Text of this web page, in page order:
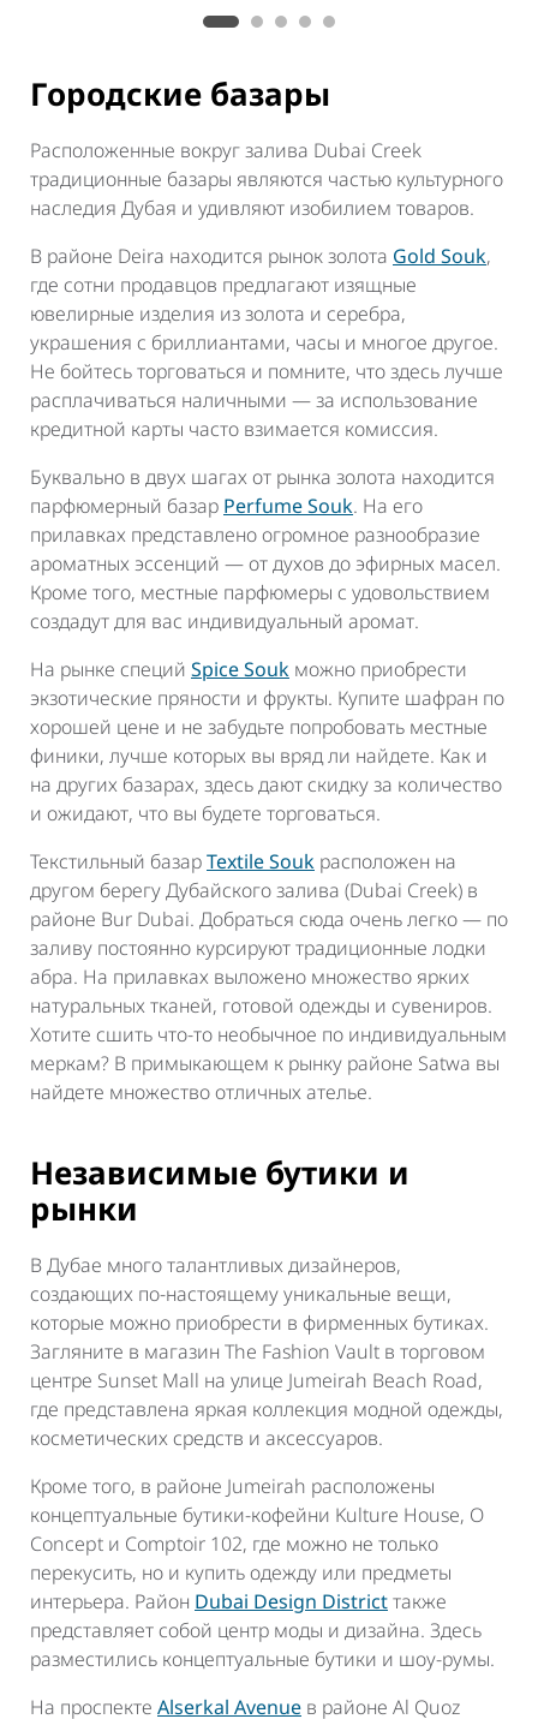
Городские базары
Расположенные вокруг залива Dubai Creek
традиционные базары являются частью культурного
наследия Дубая и удивляют изобилием товаров.
В районе Deira находится рынок золота Gold Souk,
где сотни продавцов предлагают изящные
ювелирные изделия из золота и серебра,
украшения с бриллиантами, часы и многое другое.
Не бойтесь торговаться и помните, что здесь лучше
расплачиваться наличными — за использование
кредитной карты часто взимается комиссия.
Буквально в двух шагах от рынка золота находится
парфюмерный базар Perfume Souk. На его
прилавках представлено огромное разнообразие
ароматных эссенций — от духов до эфирных масел.
Кроме того, местные парфюмеры с удовольствием
создадут для вас индивидуальный аромат.
На рынке специй Spice Souk можно приобрести
экзотические пряности и фрукты. Купите шафран по
хорошей цене и не забудьте попробовать местные
финики, лучше которых вы вряд ли найдете. Как и
на других базарах, здесь дают скидку за количество
и ожидают, что вы будете торговаться.
Текстильный базарTextile Souk расположен на
другом берегу Дубайского залива (Dubai Creek) в
районе Bur Dubai. Добраться сюда очень легко — по
заливу постоянно курсируют традиционные лодки
абра. На прилавках выложено множество ярких
натуральных тканей, готовой одежды и сувениров.
Хотите сшить что-то необычное по индивидуальным
меркам? В примыкающем к рынку районе Satwa вы
найдете множество отличных ателье.
Независимые бутики и
рынки
В Дубае много талантливых дизайнеров,
создающих по-настоящему уникальные вещи,
которые можно приобрести в фирменных бутиках.
Загляните в магазин The Fashion Vault в торговом
центре Sunset Mall на улице Jumeirah Beach Road,
где представлена яркая коллекция модной одежды,
косметических средств и аксессуаров.
Кроме того, в районе Jumeirah расположены
концептуальные бутики-кофейни Kulture House, O
Concept и Comptoir 102, где можно не только
перекусить, но и купить одежду или предметы
интерьера. Район Dubai Design Districtтакже
представляет собой центр моды и дизайна. Здесь
разместились концептуальные бутики и шоу-румы.
На проспекте Alserkal Avenue в районе Al Quoz